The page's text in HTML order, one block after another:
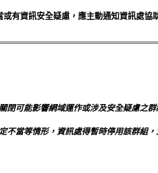
有資訊安全疑慮，應主動通知資訊處協
閉可能影響網域運作或涉及安全疑慮之群
不當等情形，資訊處得暫時停用該群組